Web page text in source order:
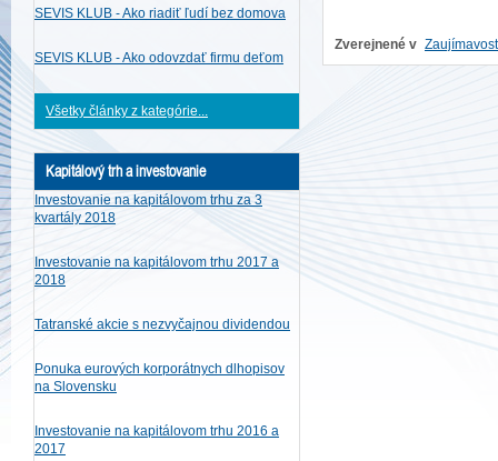
SEVIS KLUB - Ako riadiť ľudí bez domova
SEVIS KLUB - Ako odovzdať firmu deťom
Všetky články z kategórie...
Kapitálový trh a investovanie
Investovanie na kapitálovom trhu za 3
kvartály 2018
Investovanie na kapitálovom trhu 2017 a
2018
Tatranské akcie s nezvyčajnou dividendou
Ponuka eurových korporátnych dlhopisov
na Slovensku
Investovanie na kapitálovom trhu 2016 a
2017
Zverejnené v